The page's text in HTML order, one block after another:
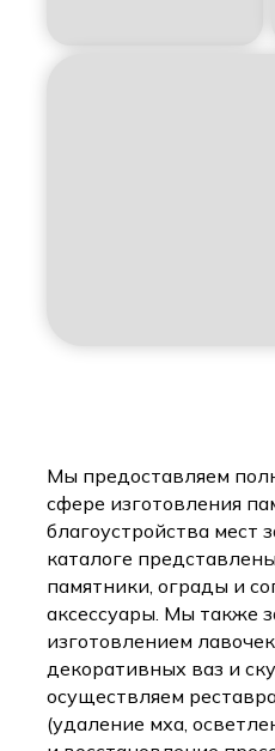
Мы предоставляем
сфере изготовления
благоустройства мест
каталоге
памятники, ограды и
аксессуары. Мы также
изготовлением
декоративных ваз и
осуществляем
(удаление мха,